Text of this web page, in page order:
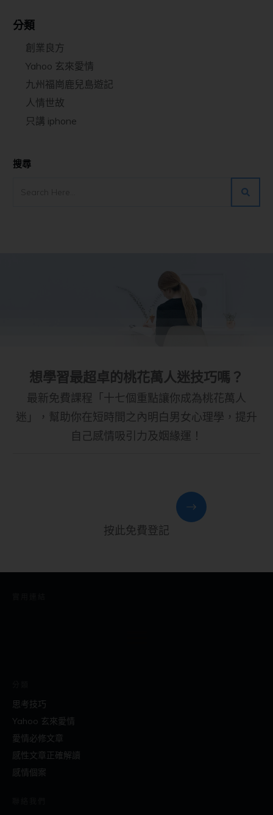
分類
創業良方
Yahoo 玄來愛情
九州福崗鹿兒島遊記
人情世故
只講 iphone
搜尋
想學習最超卓的桃花萬人迷技巧嗎？
最新免費課程「十七個重點讓你成為桃花萬人
迷」，幫助你在短時間之內明白男女心理學，提升
自己感情吸引力及姻緣運！
按此免費登記
思考技巧
Yahoo 玄來愛情
愛情必修文章
感性文章正確解讀
感情個案